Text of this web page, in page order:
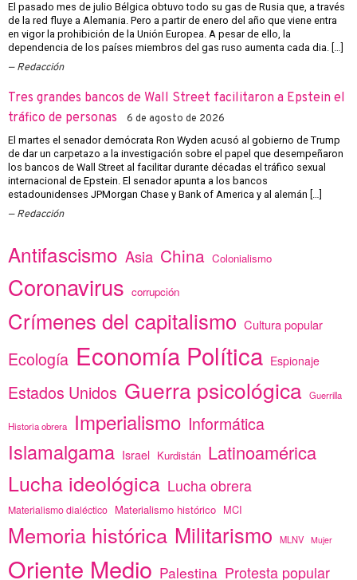
El pasado mes de julio Bélgica obtuvo todo su gas de Rusia que, a través
de la red fluye a Alemania. Pero a partir de enero del año que viene entra
en vigor la prohibición de la Unión Europea. A pesar de ello, la
dependencia de los países miembros del gas ruso aumenta cada dia. […]
Redacción
Tres grandes bancos de Wall Street facilitaron a Epstein el
tráfico de personas
6 de agosto de 2026
El martes el senador demócrata Ron Wyden acusó al gobierno de Trump
de dar un carpetazo a la investigación sobre el papel que desempeñaron
los bancos de Wall Street al facilitar durante décadas el tráfico sexual
internacional de Epstein. El senador apunta a los bancos
estadounidenses JPMorgan Chase y Bank of America y al alemán […]
Redacción
Antifascismo Asia China Colonialismo
Coronavirus corrupción
Crímenes del capitalismo Cultura popular
Ecología Economía Política Espionaje
Estados Unidos Guerra psicológica Guerrilla
Historia obrera Imperialismo Informática
Islamalgama Israel Kurdistán Latinoamérica
Lucha ideológica Lucha obrera
Materialismo dialéctico Materialismo histórico MCI
Memoria histórica Militarismo MLNV Mujer
Oriente Medio Palestina Protesta popular